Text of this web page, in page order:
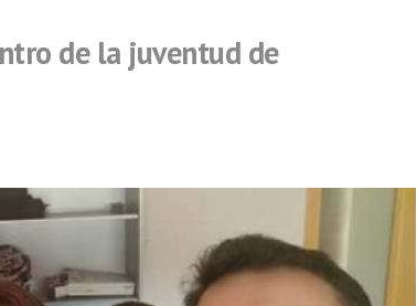
de la juventud de